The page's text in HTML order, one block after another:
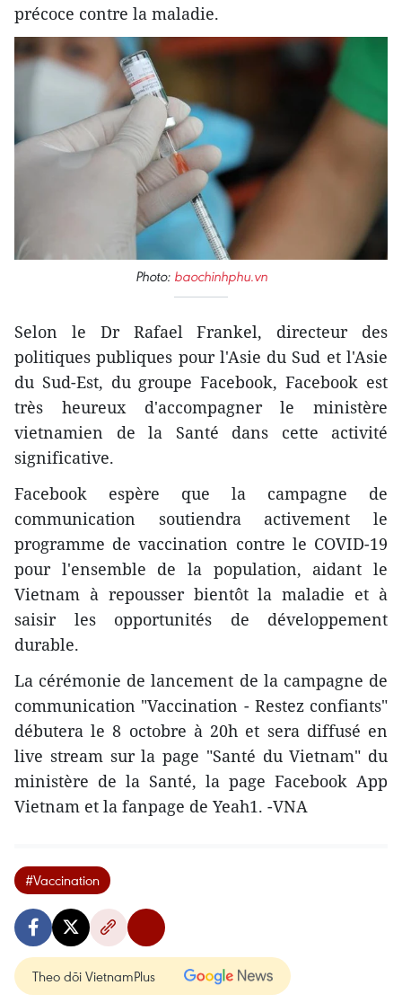
précoce contre la maladie.
Photo: baochinhphu.vn
Selon le Dr Rafael Frankel, directeur des
politiques publiques pour l'Asie du Sud et l'Asie
du Sud-Est, du groupe Facebook, Facebook est
très heureux d'accompagner le ministère
vietnamien de la Santé dans cette activité
significative.
Facebook espère que la campagne de
communication soutiendra activement le
programme de vaccination contre le COVID-19
pour l'ensemble de la population, aidant le
Vietnam à repousser bientôt la maladie et à
saisir les opportunités de développement
durable.
La cérémonie de lancement de la campagne de
communication "Vaccination - Restez confiants"
débutera le 8 octobre à 20h et sera diffusé en
live stream sur la page "Santé du Vietnam" du
ministère de la Santé, la page Facebook App
Vietnam et la fanpage de Yeah1. -VNA
#Vaccination
Theo dõi VietnamPlus